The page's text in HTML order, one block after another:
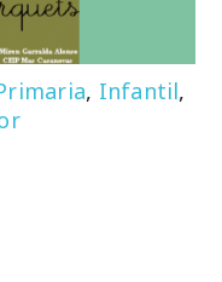
, Infantil,